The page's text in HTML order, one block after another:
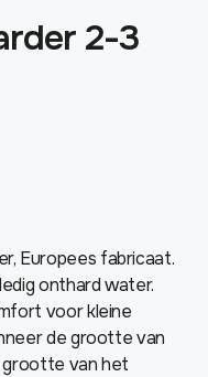
2-3
Europees fabricaat.
onthard water.
voor kleine
de grootte van
grootte van het